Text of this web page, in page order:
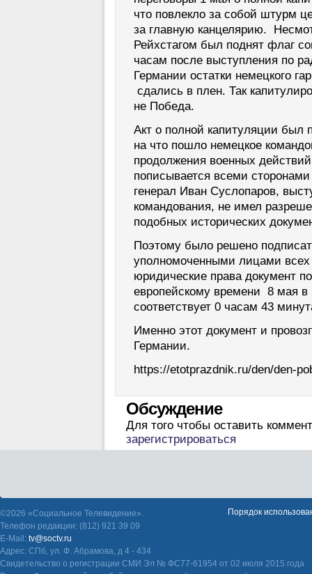
что повлекло за собой штурм
за главную канцелярию.
Рейхстагом был поднят флаг
часам после выступления по
Германии остатки немецкого
сдались в плен. Так
не Победа.
Акт о полной капитуляции был
на что пошло немецкое
продолжения военных
пописывается всеми
генерал Иван Суслопаров,
командования, не имел
подобных исторических
Поэтому было решено
уполномоченными лицами
юридические права документ
европейскому времени 8 мая в
соответствует 0 часам 43
Именно этот документ и
Германии.
https://etotprazdnik.ru/den/den-
Обсуждение
Для того чтобы оставить
зарегистрироваться
©2026 «Социальное Телевидение».
Телефон редакции: (812) 921 39 09
E-Mail: tv@soctv.ru
Адрес: СПб, ул. Ф. Абрамова, д 4 - 434
Свидетельство о регистрации СМИ Эл № ФС77-61954 от 02 июля 2015 года
Порядок